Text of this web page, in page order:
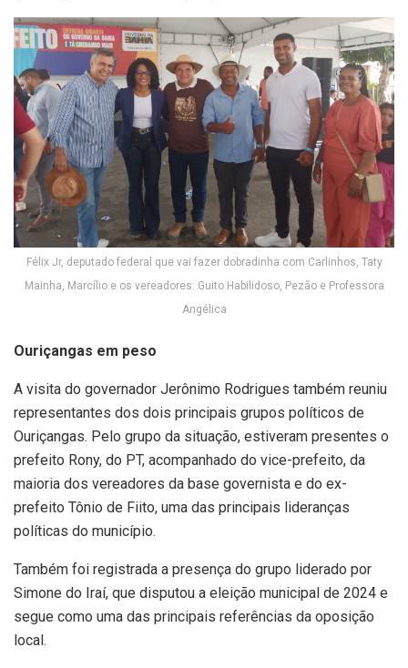
Félix Jr, deputado federal que vai fazer dobradinha com Carlinhos, Taty
Mainha, Marcílio e os vereadores: Guito Habilidoso, Pezão e Professora
Angélica
Ouriçangas em peso
A visita do governador Jerônimo Rodrigues também reuniu
representantes dos dois principais grupos políticos de
Ouriçangas. Pelo grupo da situação, estiveram presentes o
prefeito Rony, do PT, acompanhado do vice-prefeito, da
maioria dos vereadores da base governista e do ex-
prefeito Tônio de Fiito, uma das principais lideranças
políticas do município.
Também foi registrada a presença do grupo liderado por
Simone do Iraí, que disputou a eleição municipal de 2024 e
segue como uma das principais referências da oposição
local.